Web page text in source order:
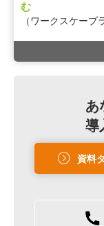
む
（ワークスケープ
あ
導
資料